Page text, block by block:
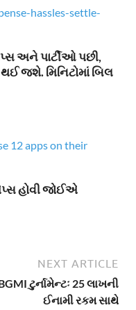
અને પાર્ટીઓ પછી,
જશે. મિનિટોમાં બિલ
હોવી જોઈએ
NEXT ARTICLE
ટુર્નામેન્ટઃ 25 લાખની
ઈનામી રકમ સાથે